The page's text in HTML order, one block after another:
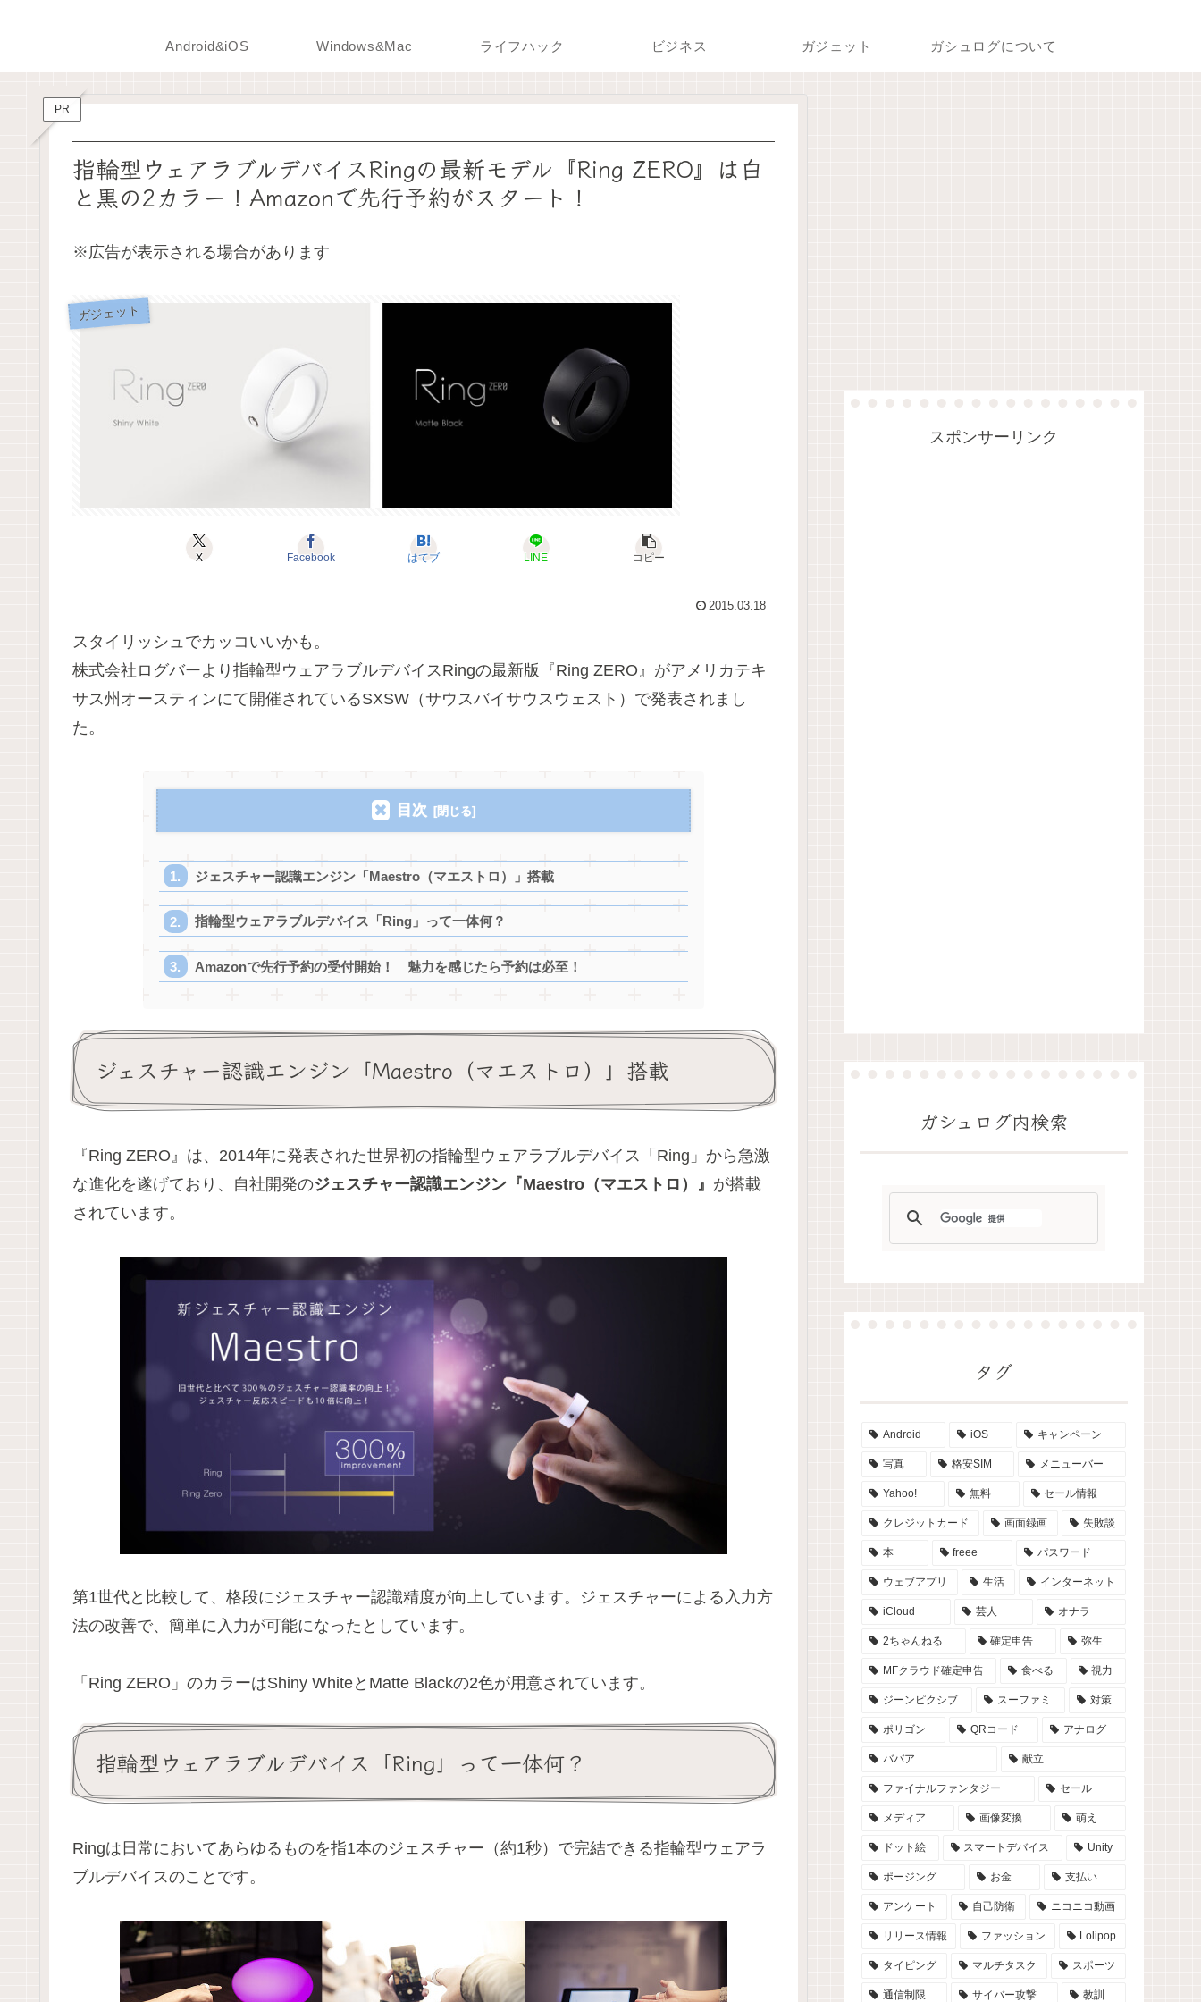
Android&iOS Windows&Mac ライフハック ビジネス ガジェット ガシュログについて
PR
指輪型ウェアラブルデバイスRingの最新モデル『Ring ZERO』は白
と黒の2カラー！Amazonで先行予約がスタート！
※広告が表示される場合があります
ガジェット
X Facebook はてブ LINE コピー
2015.03.18
スタイリッシュでカッコいいかも。
株式会社ログバーより指輪型ウェアラブルデバイスRingの最新版『Ring ZERO』がアメリカテキ
サス州オースティンにて開催されているSXSW（サウスバイサウスウェスト）で発表されまし
た。
目次
ジェスチャー認識エンジン「Maestro（マエストロ）」搭載
指輪型ウェアラブルデバイス「Ring」って一体何？
Amazonで先行予約の受付開始！ 魅力を感じたら予約は必至！
ジェスチャー認識エンジン「Maestro（マエストロ）」搭載
『Ring ZERO』は、2014年に発表された世界初の指輪型ウェアラブルデバイス「Ring」から急激
な進化を遂げており、自社開発のジェスチャー認識エンジン『Maestro（マエストロ）』 が搭載
されています。
第1世代と比較して、格段にジェスチャー認識精度が向上しています。ジェスチャーによる入力方
法の改善で、簡単に入力が可能になったとしています。
「Ring ZERO」のカラーはShiny WhiteとMatte Blackの2色が用意されています。
指輪型ウェアラブルデバイス「Ring」って一体何？
Ringは日常においてあらゆるものを指1本のジェスチャー（約1秒）で完結できる指輪型ウェアラ
ブルデバイスのことです。
スポンサーリンク
ガシュログ内検索
タグ
Android iOS キャンペーン
写真 格安SIM メニューバー
Yahoo! 無料 セール情報
クレジットカード 画面録画 失敗談
本 freee パスワード
ウェブアプリ 生活 インターネット
iCloud 芸人 オナラ
2ちゃんねる 確定申告 弥生
MFクラウド確定申告 食べる 視力
ジーンピクシブ スーファミ 対策
ポリゴン QRコード アナログ
ババア 献立
ファイナルファンタジー セール
メディア 画像変換 萌え
ドット絵 スマートデバイス Unity
ポージング お金 支払い
アンケート 自己防衛 ニコニコ動画
リリース情報 ファッション Lolipop
タイピング マルチタスク スポーツ
通信制限 サイバー攻撃 教訓